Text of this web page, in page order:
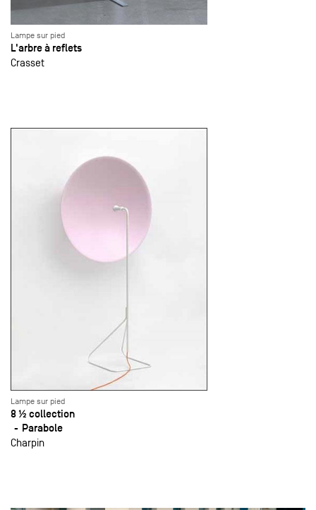
Lampe sur pied
L'arbre à reflets
Crasset
Lampe sur pied
8 ½ collection
Parabole
Charpin